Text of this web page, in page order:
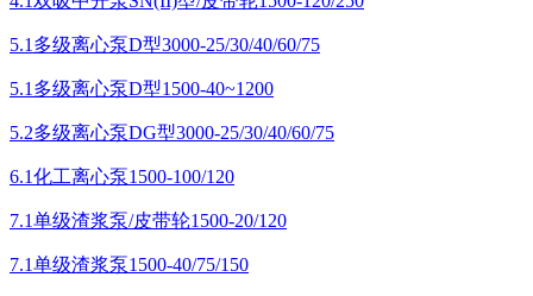
5.1多级离心泵D型3000-25/30/40/60/75
5.1多级离心泵D型1500-40~1200
5.2多级离心泵DG型3000-25/30/40/60/75
6.1化工离心泵1500-100/120
7.1单级渣浆泵/皮带轮1500-20/120
7.1单级渣浆泵1500-40/75/150